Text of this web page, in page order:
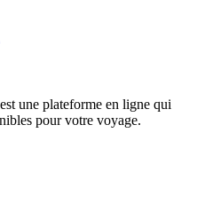
une plateforme en ligne qui
pour votre voyage.